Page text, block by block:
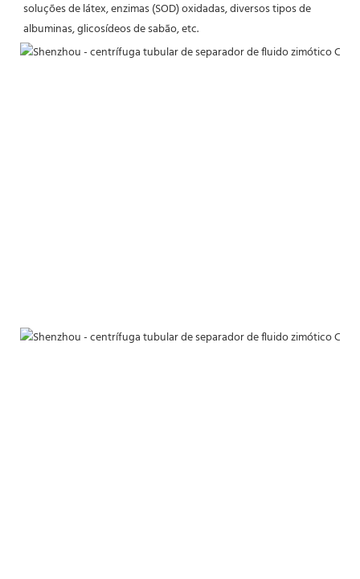
soluções de látex, enzimas (SOD) oxidadas, diversos tipos de
albuminas, glicosídeos de sabão, etc.